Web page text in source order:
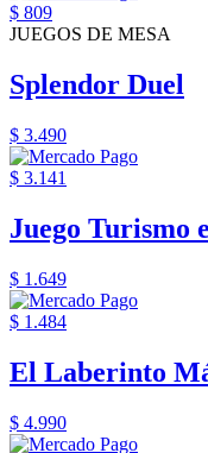
$ 809
JUEGOS DE MESA
Splendor Duel
$ 3.490
$ 3.141
Juego Turismo
$ 1.649
$ 1.484
El Laberinto
$ 4.990